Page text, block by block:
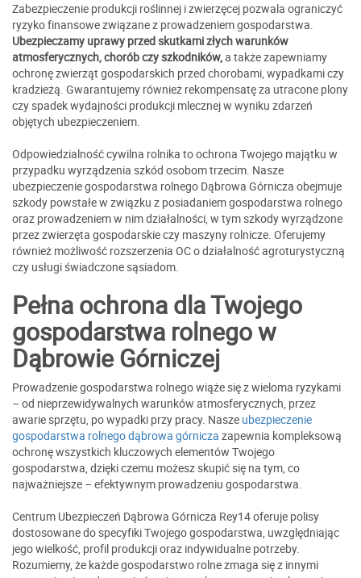
Zabezpieczenie produkcji roślinnej i zwierzęcej pozwala ograniczyć
ryzyko finansowe związane z prowadzeniem gospodarstwa.
Ubezpieczamy uprawy przed skutkami złych warunków
atmosferycznych, chorób czy szkodników,a także zapewniamy
ochronę zwierząt gospodarskich przed chorobami, wypadkami czy
kradzieżą. Gwarantujemy również rekompensatę za utracone plony
czy spadek wydajności produkcji mlecznej w wyniku zdarzeń
objętych ubezpieczeniem.
Odpowiedzialność cywilna rolnika to ochrona Twojego majątku w
przypadku wyrządzenia szkód osobom trzecim. Nasze
ubezpieczenie gospodarstwa rolnego Dąbrowa Górnicza obejmuje
szkody powstałe w związku z posiadaniem gospodarstwa rolnego
oraz prowadzeniem w nim działalności, w tym szkody wyrządzone
przez zwierzęta gospodarskie czy maszyny rolnicze. Oferujemy
również możliwość rozszerzenia OC o działalność agroturystyczną
czy usługi świadczone sąsiadom.
Pełna ochrona dla Twojego
gospodarstwa rolnego w
Dąbrowie Górniczej
Prowadzenie gospodarstwa rolnego wiąże się z wieloma ryzykami
– od nieprzewidywalnych warunków atmosferycznych, przez
awarie sprzętu, po wypadki przy pracy. Nasze ubezpieczenie
gospodarstwa rolnego dąbrowa górnicza zapewnia kompleksową
ochronę wszystkich kluczowych elementów Twojego
gospodarstwa, dzięki czemu możesz skupić się na tym, co
najważniejsze – efektywnym prowadzeniu gospodarstwa.
Centrum Ubezpieczeń Dąbrowa Górnicza Rey14 oferuje polisy
dostosowane do specyfiki Twojego gospodarstwa, uwzględniając
jego wielkość, profil produkcji oraz indywidualne potrzeby.
Rozumiemy, że każde gospodarstwo rolne zmaga się z innymi